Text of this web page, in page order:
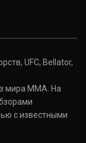
UFC, Bellator,
мира ММА. На
с известными